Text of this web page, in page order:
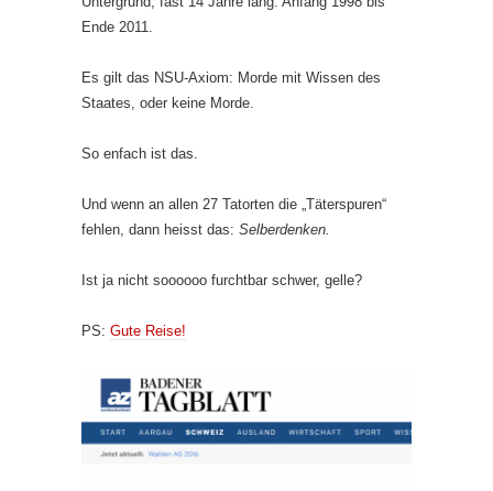
Ende 2011.
Es gilt das NSU-Axiom: Morde mit Wissen des
Staates, oder keine Morde.
So enfach ist das.
Und wenn an allen 27 Tatorten die „Täterspuren“
fehlen, dann heisst das: Selberdenken.
Ist ja nicht soooooo furchtbar schwer, gelle?
PS: Gute Reise!